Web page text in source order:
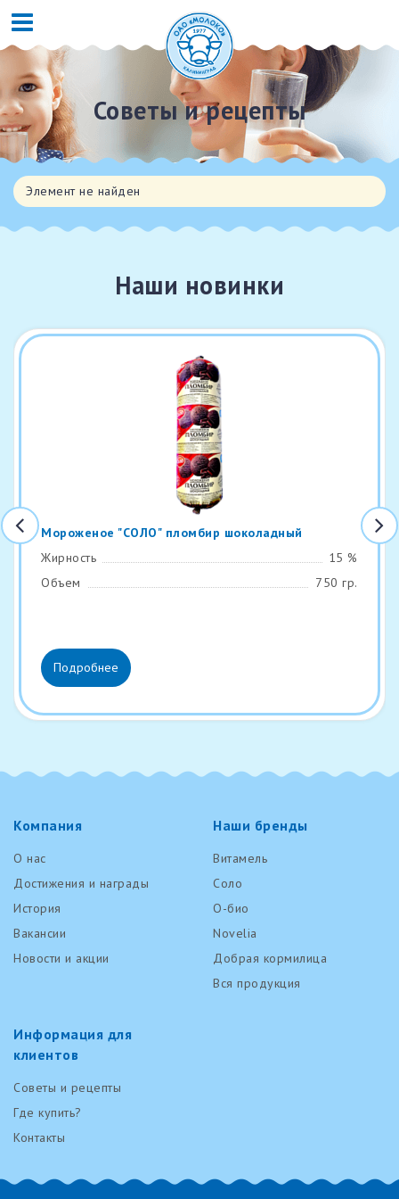
Советы и рецепты
Элемент не найден
Наши новинки
Мороженое "СОЛО" пломбир шоколадный
Жирность
15 %
Объем
750 гр.
Подробнее
Компания
О нас
Достижения и награды
История
Вакансии
Новости и акции
Наши бренды
Витамель
Соло
О-био
Novelia
Добрая кормилица
Вся продукция
Информация для
клиентов
Советы и рецепты
Где купить?
Контакты